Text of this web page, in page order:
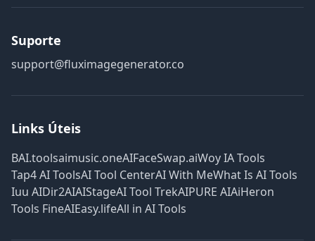
Suporte
support@fluximagegenerator.co
Links Úteis
BAI.toolsaimusic.oneAIFaceSwap.aiWoy IA Tools
Tap4 AI ToolsAI Tool CenterAI With MeWhat Is AI Tools
Iuu AIDir2AIAIStageAI Tool TrekAIPURE AIAiHeron
Tools FineAIEasy.lifeAll in AI Tools